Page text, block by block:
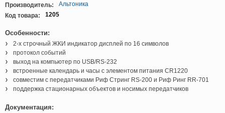
Производитель:
Альтоника
Код товара:
1205
Особенности:
2-х строчный ЖКИ индикатор дисплей по 16 символов
протокол событий
выход на компьютер по USB/RS-232
встроенные календарь и часы с элементом питания CR1220
совместим с передатчиками Риф Стринг RS-200 и Риф Ринг RR-701
поддержка стационарных объектов и носимых передатчиков
Документация: